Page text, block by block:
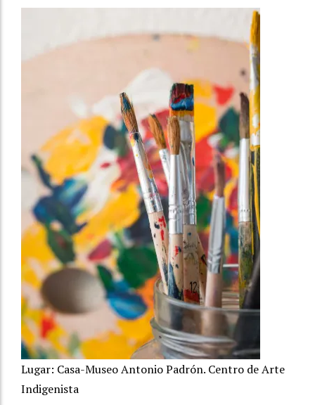
Lugar: Casa-Museo Antonio Padrón. Centro de Arte
Indigenista